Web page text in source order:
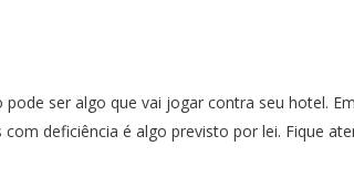
ser algo que vai jogar contra seu hotel.
deficiência é algo previsto por lei. Fique